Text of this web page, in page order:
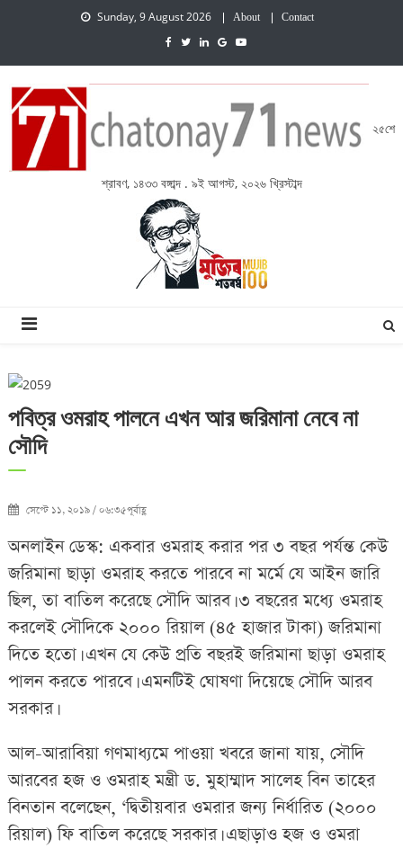
Sunday, 9 August 2026 About Contact
২৫শে
শ্রাবণ, ১৪৩৩ বঙ্গাব্দ . ৯ই আগস্ট, ২০২৬ খ্রিস্টাব্দ
পবিত্র ওমরাহ পালনে এখন আর জরিমানা নেবে না
সৌদি
সেপ্টে ১১, ২০১৯ / ০৬:৩৫পূর্বাহ্ণ
অনলাইন ডেস্ক: একবার ওমরাহ করার পর ৩ বছর পর্যন্ত কেউ
জরিমানা ছাড়া ওমরাহ করতে পারবে না মর্মে যে আইন জারি
ছিল, তা বাতিল করেছে সৌদি আরব। ৩ বছরের মধ্যে ওমরাহ
করলেই সৌদিকে ২০০০ রিয়াল (৪৫ হাজার টাকা) জরিমানা
দিতে হতো। এখন যে কেউ প্রতি বছরই জরিমানা ছাড়া ওমরাহ
পালন করতে পারবে। এমনটিই ঘোষণা দিয়েছে সৌদি আরব
সরকার।
আল-আরাবিয়া গণমাধ্যমে পাওয়া খবরে জানা যায়, সৌদি
আরবের হজ ও ওমরাহ মন্ত্রী ড. মুহাম্মাদ সালেহ বিন তাহের
বিনতান বলেছেন, ‘দ্বিতীয়বার ওমরার জন্য নির্ধারিত (২০০০
রিয়াল) ফি বাতিল করেছে সরকার। এছাড়াও হজ ও ওমরা